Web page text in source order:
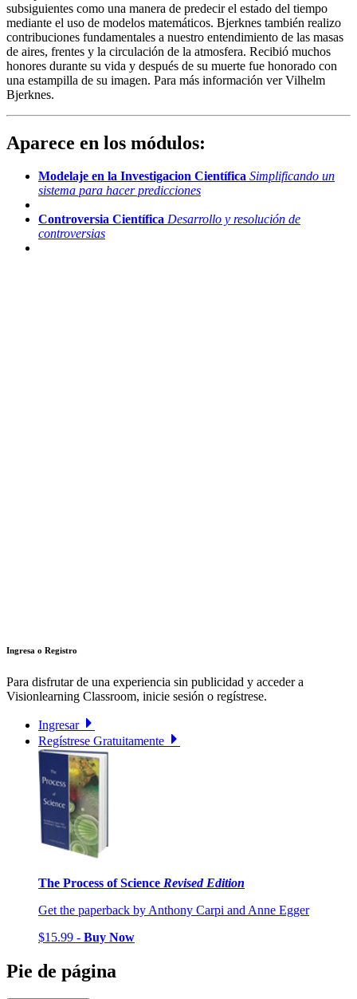
subsiguientes como una manera de predecir el estado del tiempo
mediante el uso de modelos matemáticos. Bjerknes también realizo
contribuciones fundamentales a nuestro entendimiento de las masas
de aires, frentes y la circulación de la atmosfera. Recibió muchos
honores durante su vida y después de su muerte fue honorado con
una estampilla de su imagen. Para más información ver Vilhelm
Bjerknes.
Aparece en los módulos:
Modelaje en la Investigacion Científica Simplificando un
sistema para hacer predicciones
Controversia Científica Desarrollo y resolución de
controversias
Ingresa o Registro
Para disfrutar de una experiencia sin publicidad y acceder a
Visionlearning Classroom, inicie sesión o regístrese.
Ingresar
Regístrese Gratuitamente
The Process of Science Revised Edition
Get the paperback by Anthony Carpi and Anne Egger
$15.99 - Buy Now
Pie de página